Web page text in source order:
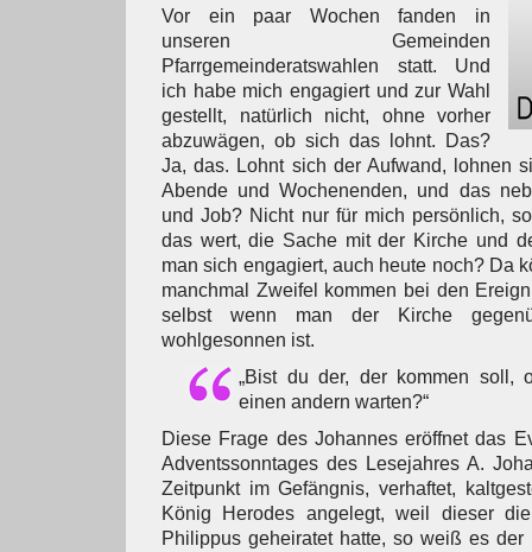
Vor ein paar Wochen fanden in
unseren Gemeinden
Pfarrgemeinderatswahlen statt. Und
ich habe mich engagiert und zur Wahl
gestellt, natürlich nicht, ohne vorher
abzuwägen, ob sich das lohnt. Das?
Ja, das. Lohnt sich der Aufwand, lohnen
Abende und Wochenenden, und das
und Job? Nicht nur für mich persönlich,
das wert, die Sache mit der Kirche und
man sich engagiert, auch heute noch? Da
manchmal Zweifel kommen bei den
selbst wenn man der Kirche
wohlgesonnen ist.
„Bist du der, der kommen soll,
einen andern warten?“
Diese Frage des Johannes eröffnet das
Adventssonntages des Lesejahres A.
Zeitpunkt im Gefängnis, verhaftet,
König Herodes angelegt, weil dieser
Philippus geheiratet hatte, so weiß es der